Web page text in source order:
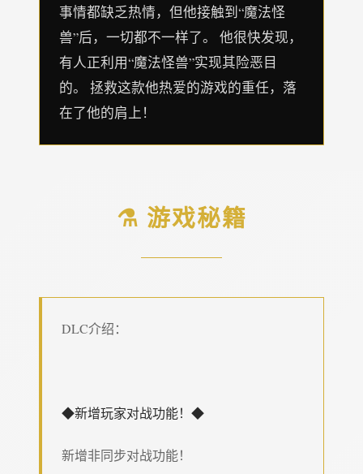
事情都缺乏热情，但他接触到“魔法怪
兽”后，一切都不一样了。 他很快发现，
有人正利用“魔法怪兽”实现其险恶目
的。 拯救这款他热爱的游戏的重任，落
在了他的肩上！
⚗️ 游戏秘籍
DLC介绍：
◆新增玩家对战功能！◆
新增非同步对战功能！